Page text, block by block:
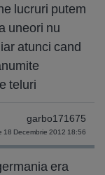
lucruri putem
uneori nu
atunci cand
teluri
garbo171675
18 Decembrie 2012 18:56
era